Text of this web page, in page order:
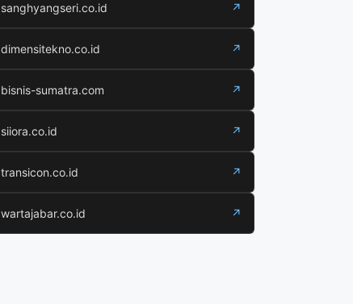
sanghyangseri.co.id ↗
dimensitekno.co.id ↗
bisnis-sumatra.com ↗
siiora.co.id ↗
transicon.co.id ↗
wartajabar.co.id ↗